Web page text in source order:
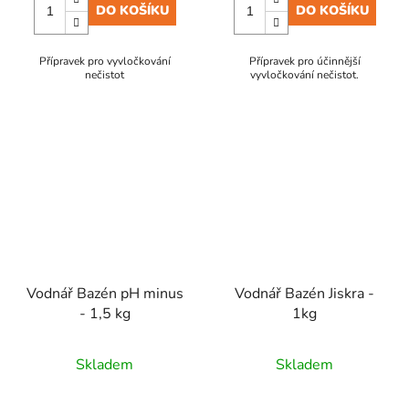
DO KOŠÍKU
Přípravek pro vyvločkování
nečistot
DO KOŠÍKU
Přípravek pro účinnější
vyvločkování nečistot.
Vodnář Bazén pH minus
- 1,5 kg
Skladem
Vodnář Bazén Jiskra -
1kg
Skladem